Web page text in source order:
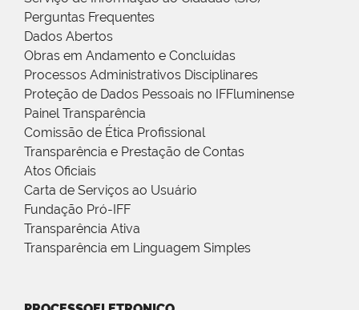
Perguntas Frequentes
Dados Abertos
Obras em Andamento e Concluídas
Processos Administrativos Disciplinares
Proteção de Dados Pessoais no IFFluminense
Painel Transparência
Comissão de Ética Profissional
Transparência e Prestação de Contas
Atos Oficiais
Carta de Serviços ao Usuário
Fundação Pró-IFF
Transparência Ativa
Transparência em Linguagem Simples